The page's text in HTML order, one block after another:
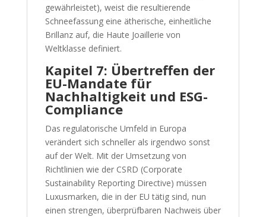
gewährleistet), weist die resultierende
Schneefassung eine ätherische, einheitliche
Brillanz auf, die Haute Joaillerie von
Weltklasse definiert.
Kapitel 7: Übertreffen der
EU-Mandate für
Nachhaltigkeit und ESG-
Compliance
Das regulatorische Umfeld in Europa
verändert sich schneller als irgendwo sonst
auf der Welt. Mit der Umsetzung von
Richtlinien wie der CSRD (Corporate
Sustainability Reporting Directive) müssen
Luxusmarken, die in der EU tätig sind, nun
einen strengen, überprüfbaren Nachweis über